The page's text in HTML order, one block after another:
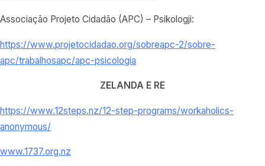
Associação Projeto Cidadão (APC) – Psikologji:
https://www.projetocidadao.org/sobreapc-2/sobre-
apc/trabalhosapc/apc-psicologia
ZELANDA E RE
https://www.12steps.nz/12-step-programs/workaholics-
anonymous/
www.1737.org.nz